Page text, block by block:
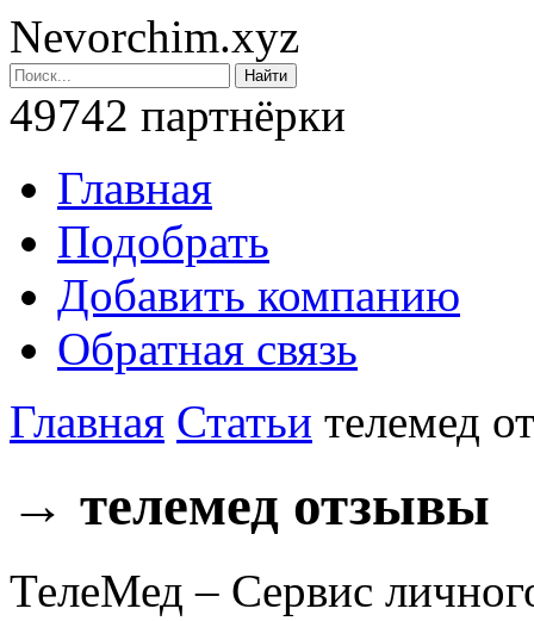
Nevorchim.xyz
49742 партнёрки
Главная
Подобрать
Добавить компанию
Обратная связь
Главная Статьи телемед
→ телемед отзывы
ТелеМед – Сервис